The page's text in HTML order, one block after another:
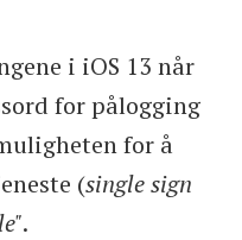
i iOS 13 når
for pålogging
for å
(single sign
.